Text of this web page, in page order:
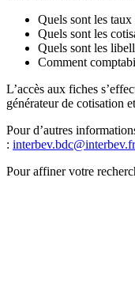
Quels sont les
Quels sont les
Quels sont les
Comment
L’accès aux fiches
générateur de cotisation
Pour d’autres
: interbev.bdc@interbev.fr
Pour affiner votre